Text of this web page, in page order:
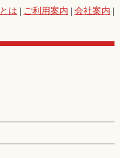
とは | ご利用案内 | 会社案内 |